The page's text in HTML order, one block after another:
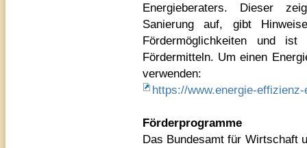
Energieberaters. Dieser
Sanierung auf, gibt
Fördermöglichkeiten und
Fördermitteln. Um einen
verwenden:
https://www.energie-
Förderprogramme
Das Bundesamt für Wirtschaft